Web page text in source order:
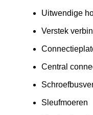
Uitwendige
Verstek
Central
Sleufmoeren